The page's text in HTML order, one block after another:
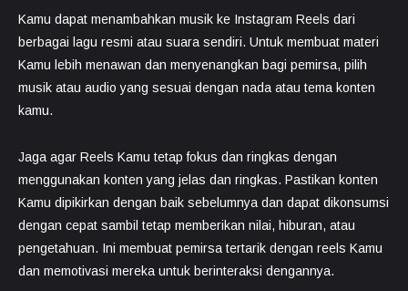
Kamu dapat menambahkan musik ke Instagram Reels dari
berbagai lagu resmi atau suara sendiri. Untuk membuat materi
Kamu lebih menawan dan menyenangkan bagi pemirsa, pilih
musik atau audio yang sesuai dengan nada atau tema konten
kamu.
Jaga agar Reels Kamu tetap fokus dan ringkas dengan
menggunakan konten yang jelas dan ringkas. Pastikan konten
Kamu dipikirkan dengan baik sebelumnya dan dapat dikonsumsi
dengan cepat sambil tetap memberikan nilai, hiburan, atau
pengetahuan. Ini membuat pemirsa tertarik dengan reels Kamu
dan memotivasi mereka untuk berinteraksi dengannya.